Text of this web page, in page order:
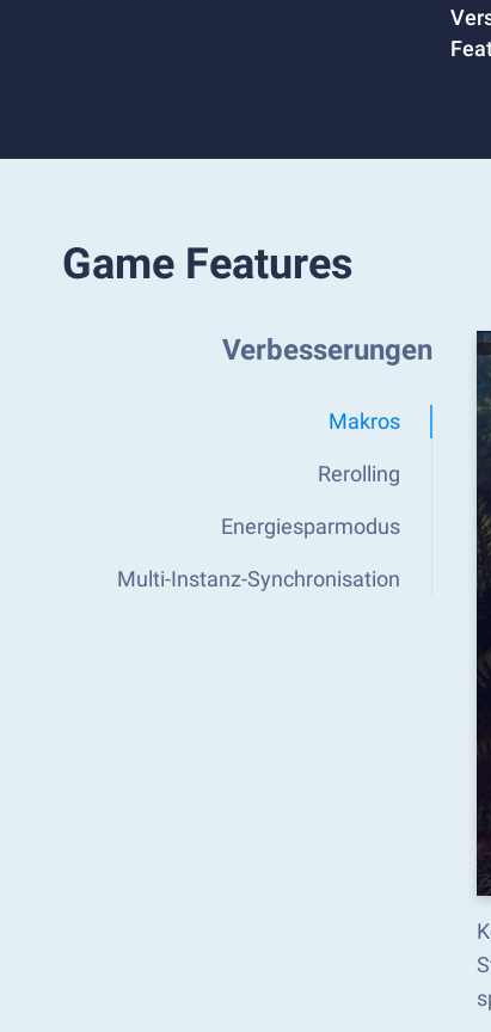
Game Features
Verbesserungen
Makros
Rerolling
Energiesparmodus
Multi-Instanz-Synchronisation